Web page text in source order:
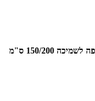
* הסט למיטה יחיד כולל ציפית לכרית 50/70 ס"מ ציפה לשמיכה 150/200 ס"מ